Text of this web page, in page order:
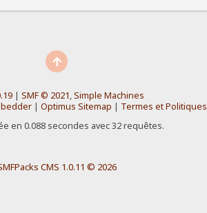
| SMF © 2021,Simple Machines
| Optimus Sitemap | Termes et Politiques
en 0.088 secondes avec 32 requêtes.
CMS 1.0.11 © 2026